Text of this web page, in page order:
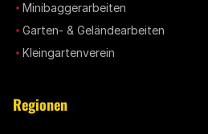
Minibaggerarbeiten
Garten- & Geländearbeiten
Kleingartenverein
Regionen